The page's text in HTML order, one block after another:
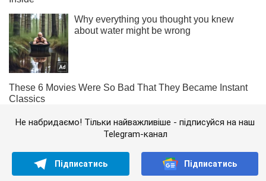
Не набридаємо! Тільки найважливіше - підписуйся на наш
Telegram-канал
Підписатись Підписатись